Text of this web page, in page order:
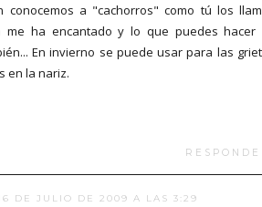
conocemos a "cachorros" como tú los
me ha encantado y lo que puedes hacer
En invierno se puede usar para las
en la nariz.
DE JULIO DE 2009 A LAS 3:29